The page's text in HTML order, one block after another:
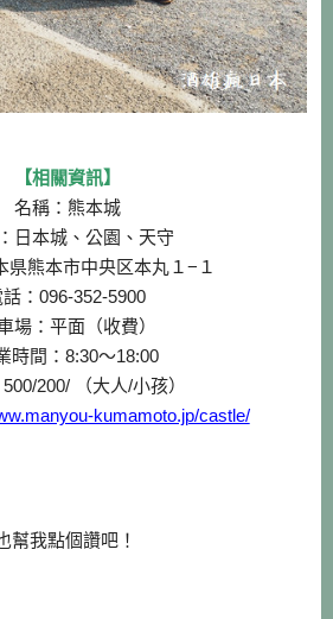
【相關資訊】
名稱：熊本城
日本城、公園、天守
県熊本市中央区本丸１−１
話：096-352-5900
場：平面（收費）
時間：8:30～18:00
200/ （大人/小孩）
kumamoto.jp/castle/
幫我點個讚吧！